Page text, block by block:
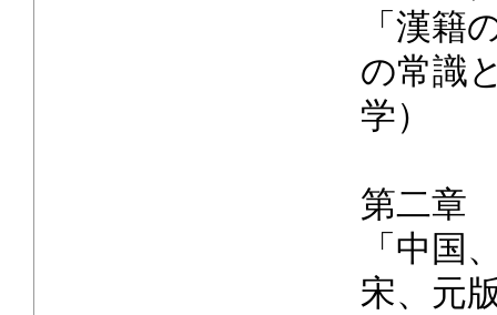
「漢
の常識
学）
第二章
「中国
宋、元